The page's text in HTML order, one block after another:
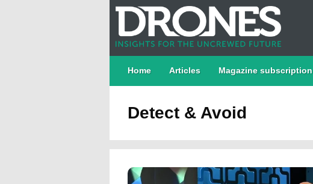
Home Articles Magazine subscription
Detect & Avoid